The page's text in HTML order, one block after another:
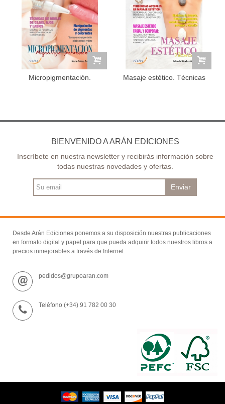
Micropigmentación.
Masaje estético. Técnicas
BIENVENIDO A ARÁN EDICIONES
Inscríbete en nuestra newsletter y recibirás información sobre
todas nuestras novedades y ofertas.
Enviar
Desde Arán Ediciones ponemos a su disposición nuestras publicaciones
en formato digital y papel para que pueda adquirir todos nuestros libros a
precios inmejorables a través de Internet.
pedidos@grupoaran.com
Teléfono (+34) 91 782 00 30